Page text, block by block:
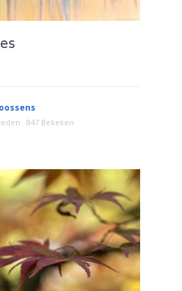
847 Bekeken